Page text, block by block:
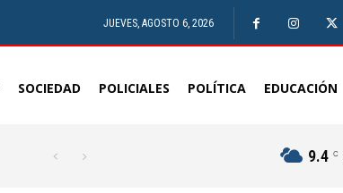
JUEVES, AGOSTO 6, 2026
SOCIEDAD POLICIALES POLÍTICA EDUCACIÓN
9.4 C